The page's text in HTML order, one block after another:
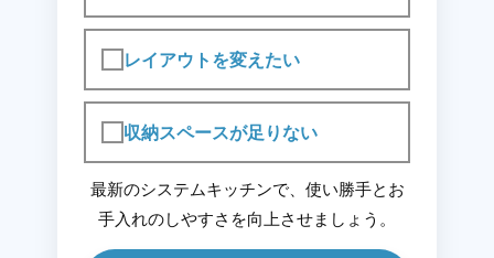
レイアウトを変えたい
収納スペースが足りない
最新のシステムキッチンで、使い勝手とお
手入れのしやすさを向上させましょう。